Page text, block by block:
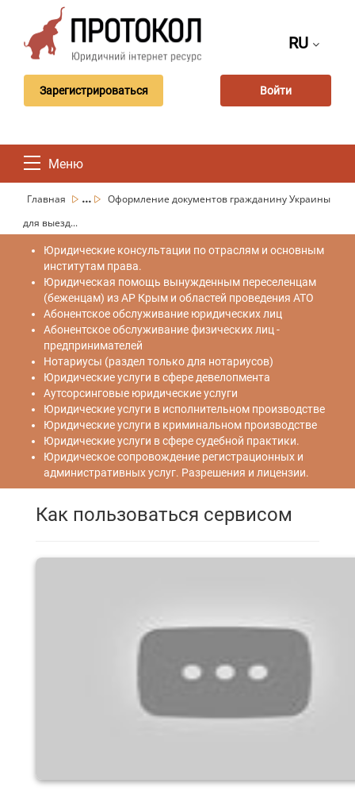
RU
Зарегистрироваться Войти
Меню
Главная ...
Оформление документов гражданину Украины
для выезд...
Юридические консультации по отраслям и основным
институтам права.
Юридическая помощь вынужденным переселенцам
(беженцам) из АР Крым и областей проведения АТО
Абонентское обслуживание юридических лиц
Абонентское обслуживание физических лиц -
предпринимателей
Нотариусы (раздел только для нотариусов)
Юридические услуги в сфере девелопмента
Аутсорсинговые юридические услуги
Юридические услуги в исполнительном производстве
Юридические услуги в криминальном производстве
Юридические услуги в сфере судебной практики.
Юридическое сопровождение регистрационных и
административных услуг. Разрешения и лицензии.
Как пользоваться сервисом